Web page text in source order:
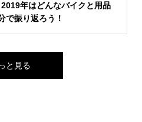
2019年はどんなバイクと用品
で振り返ろう！
と見る